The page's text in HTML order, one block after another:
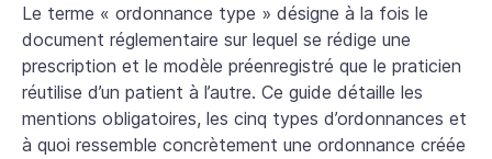
Le terme « ordonnance type » désigne à la fois le
document réglementaire sur lequel se rédige une
prescription et le modèle préenregistré que le praticien
réutilise d’un patient à l’autre. Ce guide détaille les
mentions obligatoires, les cinq types d’ordonnances et
à quoi ressemble concrètement une ordonnance créée